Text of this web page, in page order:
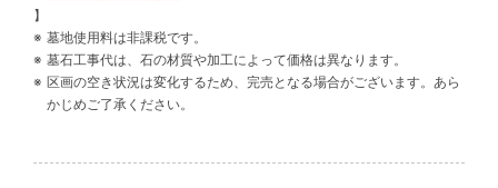
】
墓地使用料は非課税です。
墓石工事代は、石の材質や加工によって価格は異なります。
区画の空き状況は変化するため、完売となる場合がございます。あら
かじめご了承ください。